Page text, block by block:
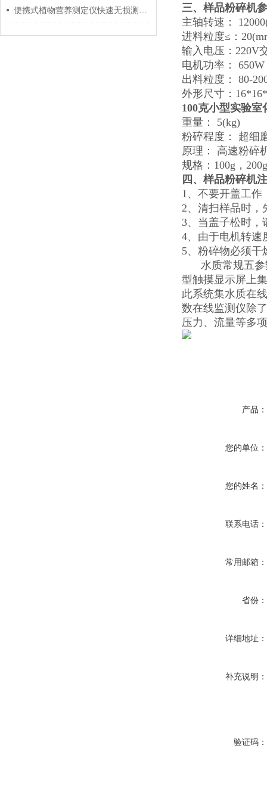
便携式植物营养测定仪快速无损测试植物的三种养分信息
三、 样品粉碎机
主轴转速：
进料粒度≤：
输入电压：220V
电机功率： 650W
出料粒度： 80-
外形尺寸：
100克小型实验
重量： 5(kg)
粉碎程度： 超细
原理： 高速粉碎
规格：100g，
四、 样品粉碎机
1、不要开盖工作
2、清扫样品时，
3、当盖子松时，
4、由于电机转速
5、粉碎物必须干
水质常规五
型触摸显示屏上
此系统集水质在
数在线监测仪除
压力、流量等多
产品：
您的单位：
您的姓名：
联系电话：
常用邮箱：
省份：
详细地址：
补充说明：
验证码：